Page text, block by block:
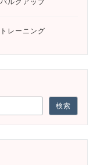
トレーニング
検索